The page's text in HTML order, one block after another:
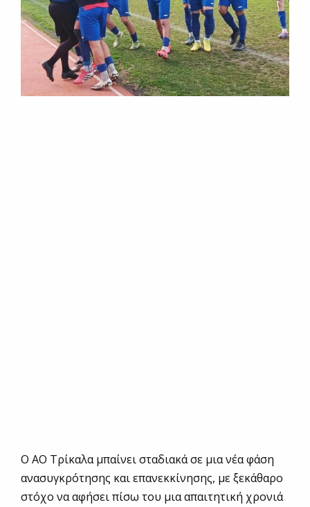
Ο ΑΟ Τρίκαλα μπαίνει σταδιακά σε μια νέα φάση
ανασυγκρότησης και επανεκκίνησης, με ξεκάθαρο
στόχο να αφήσει πίσω του μια απαιτητική χρονιά